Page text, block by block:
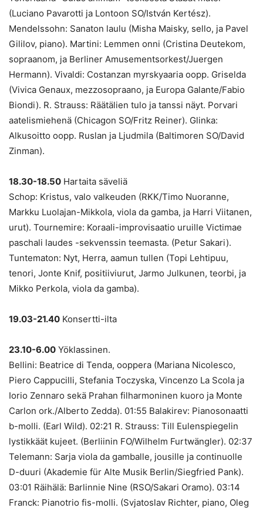
(Luciano Pavarotti ja Lontoon SO/István Kertész).
Mendelssohn: Sanaton laulu (Misha Maisky, sello, ja Pavel
Gililov, piano). Martini: Lemmen onni (Cristina Deutekom,
sopraanom, ja Berliner Amusementsorkest/Juergen
Hermann). Vivaldi: Costanzan myrskyaaria oopp. Griselda
(Vivica Genaux, mezzosopraano, ja Europa Galante/Fabio
Biondi). R. Strauss: Räätälien tulo ja tanssi näyt. Porvari
aatelismiehenä (Chicagon SO/Fritz Reiner). Glinka:
Alkusoitto oopp. Ruslan ja Ljudmila (Baltimoren SO/David
Zinman).
18.30-18.50 Hartaita säveliä
Schop: Kristus, valo valkeuden (RKK/Timo Nuoranne,
Markku Luolajan-Mikkola, viola da gamba, ja Harri Viitanen,
urut). Tournemire: Koraali-improvisaatio uruille Victimae
paschali laudes -sekvenssin teemasta. (Petur Sakari).
Tuntematon: Nyt, Herra, aamun tullen (Topi Lehtipuu,
tenori, Jonte Knif, positiiviurut, Jarmo Julkunen, teorbi, ja
Mikko Perkola, viola da gamba).
19.03-21.40 Konsertti-ilta
23.10-6.00 Yöklassinen.
Bellini: Beatrice di Tenda, ooppera (Mariana Nicolesco,
Piero Cappucilli, Stefania Toczyska, Vincenzo La Scola ja
Iorio Zennaro sekä Prahan filharmoninen kuoro ja Monte
Carlon ork./Alberto Zedda). 01:55 Balakirev: Pianosonaatti
b-molli. (Earl Wild). 02:21 R. Strauss: Till Eulenspiegelin
lystikkäät kujeet. (Berliinin FO/Wilhelm Furtwängler). 02:37
Telemann: Sarja viola da gamballe, jousille ja continuolle
D-duuri (Akademie für Alte Musik Berlin/Siegfried Pank).
03:01 Räihälä: Barlinnie Nine (RSO/Sakari Oramo). 03:14
Franck: Pianotrio fis-molli. (Svjatoslav Richter, piano, Oleg